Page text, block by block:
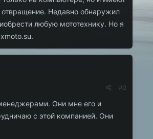
Недавно обнаружил
любую мототехнику. Но я
#2
Они мне его и
с этой компанией. Они